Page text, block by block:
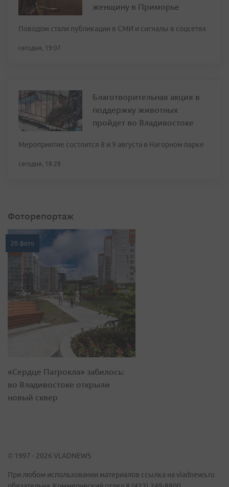
женщину в Приморье
Поводом стали публикации в СМИ и сигналы в соцсетях
сегодня, 19:07
Благотворительная акция в
поддержку животных
пройдет во Владивостоке
Мероприятие состоится 8 и 9 августа в Нагорном парке
сегодня, 18:28
Фоторепортаж
20 фото
«Сердце Патрокла» забилось:
во Владивостоке открыли
новый сквер
© 1997 - 2026 VLADNEWS
При любом использовании материалов ссылка на vladnews.ru